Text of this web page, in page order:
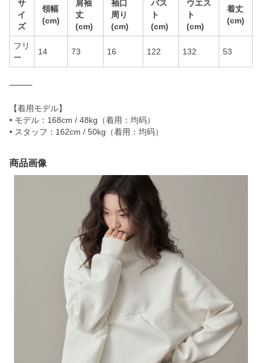
サ
イ
ズ
領幅
(cm)
肩袖
丈
(cm)
袖口
周り
(cm)
バス
ト
(cm)
ウエス
ト
(cm)
着丈
(cm)
フリ
ー
14 73 16 122 132 53
⸻
【着用モデル】
• モデル：168cm / 48kg（着用：均码）
• スタッフ：162cm / 50kg（着用：均码）
商品画像